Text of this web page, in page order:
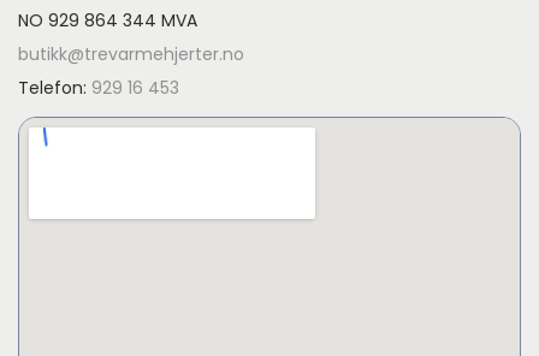
NO 929 864 344 MVA
butikk@trevarmehjerter.no
Telefon: 929 16 453